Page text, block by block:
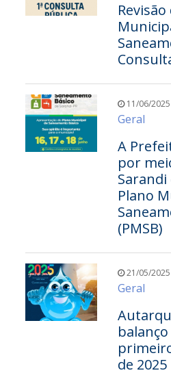
11/06/
Geral
A
por
Plano
(PMSB)
21/05/
Geral
de 2025